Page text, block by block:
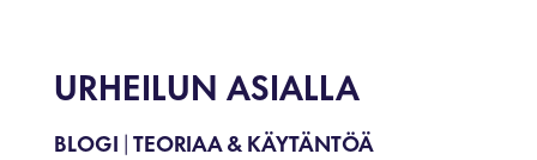
URHEILUN ASIALLA
BLOGI TEORIAA & KÄYTÄNTÖÄ